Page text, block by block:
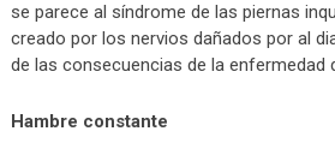
se parece al síndrome de las piernas
creado por los nervios dañados por al
de las consecuencias de la enfermedad
Hambre constante